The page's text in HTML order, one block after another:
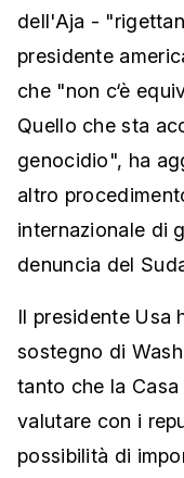
dell'Aja -
presidente
che "non c‘è
Quello che sta
genocidio", ha
altro
internazionale di
denuncia del
Il presidente Usa
sostegno di
tanto che la
valutare con i
possibilità di